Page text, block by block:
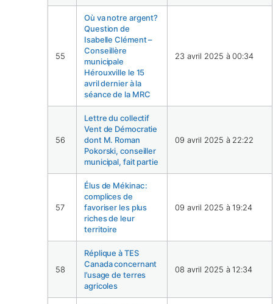
55
Où va notre argent?
Question de
Isabelle Clément –
Conseillère
municipale
Hérouxville le 15
avril dernier à la
séance de la MRC
23 avril 2025 à 00:34
56
Lettre du collectif
Vent de Démocratie
dont M. Roman
Pokorski, conseiller
municipal, fait partie
09 avril 2025 à 22:22
57
Élus de Mékinac :
complices de
favoriser les plus
riches de leur
territoire
09 avril 2025 à 19:24
58
Réplique à TES
Canada concernant
l’usage de terres
agricoles
08 avril 2025 à 12:34